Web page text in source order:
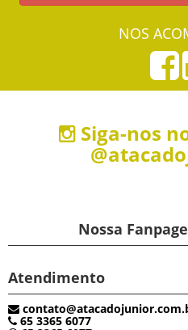
NOS
Siga-nos
Nossa
Atendimento
65 3365 6077